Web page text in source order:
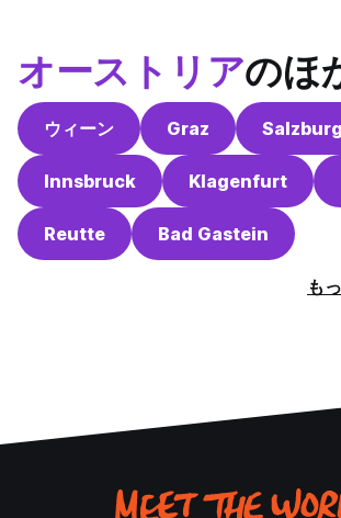
オーストリアのほ
ウィーン Graz Salzburg
Innsbruck Klagenfurt
Reutte Bad Gastein
も